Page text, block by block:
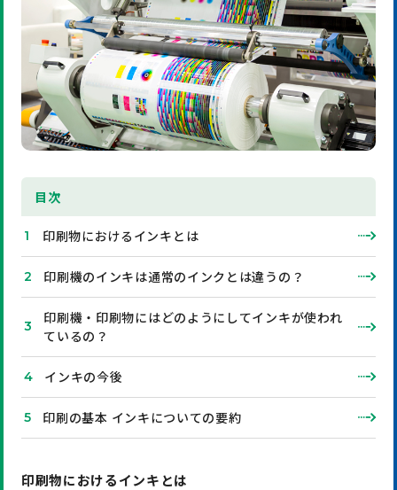
目 次
印刷物におけるインキとは
印刷機のインキは通常のインクとは違うの？
印刷機・印刷物にはどのようにしてインキが使われ
ているの？
インキの今後
印刷の基本 インキについての要約
印刷物におけるインキとは